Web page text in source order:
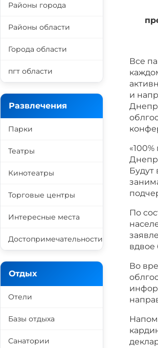
Все
и
Будут
По
Во
Районы города
Районы области
Города области
пгт области
Развлечения
Парки
Театры
Кинотеатры
Торговые центры
Интересные места
Достопримечательности
Отдых
Отели
Базы отдыха
Санатории